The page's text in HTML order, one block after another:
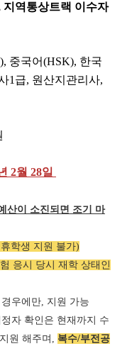
지역통상트랙 이수자
중국어(HSK), 한국
1급, 원산지관리사,
2월 28일
산이 소진되면 조기 마
학생 지원 불가)
응시 당시 재학 상태인
우에만, 지원 가능
자 확인은 현재까지 수
원 해주며, 복수/부전공